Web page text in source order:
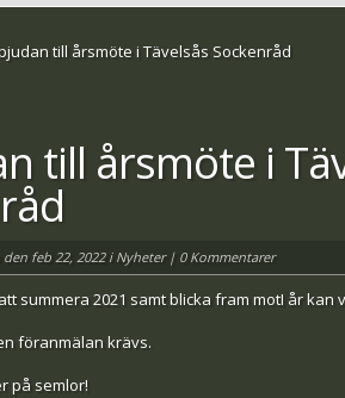
till årsmöte i Tävelsås Sockenråd
till årsmöte i
den feb 22, 2022 i Nyheter| 0 Kommentarer
summera 2021 samt blicka fram motI år
föranmälan krävs.
på semlor!